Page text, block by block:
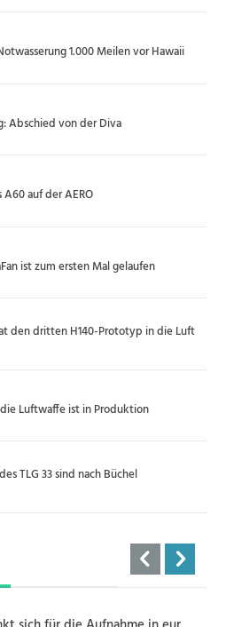
1.000 Meilen vor Hawaii
Abschied von der Diva
auf der AERO
ist zum ersten Mal gelaufen
den dritten H140-Prototyp in die Luft
Luftwaffe ist in Produktion
TLG 33 sind nach Büchel